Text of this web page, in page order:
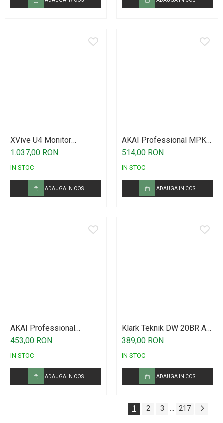
XVive U4 Monitor
Wireless System
1.037,00 RON
IN STOC
ADAUGA IN COS
AKAI Professional MPK
Mini IV Gray
514,00 RON
IN STOC
ADAUGA IN COS
AKAI Professional
midimix
453,00 RON
IN STOC
ADAUGA IN COS
Klark Teknik DW 20BR Air
Link
389,00 RON
IN STOC
ADAUGA IN COS
1 2 3 217